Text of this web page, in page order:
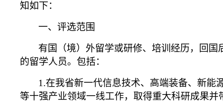
知如下：
一、评选范围
有国（境）外留学或研修、培训经历，回
的留学人员。包括：
1.在我省新一代信息技术、高端装备、新能
等十强产业领域一线工作，取得重大科研成果